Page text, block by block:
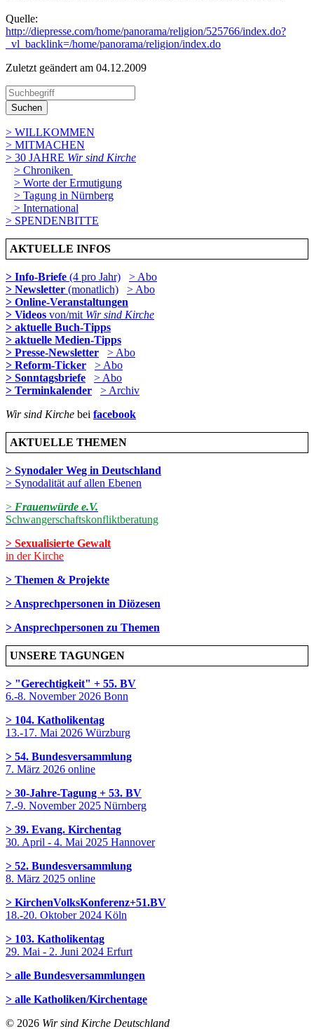
Quelle:
http://diepresse.com/home/panorama/religion/525766/index.do?
_vl_backlink=/home/panorama/religion/index.do
Zuletzt geändert am 04­.12.2009
Suchen
> WILLKOMMEN
> MITMACHEN
> 30 JAHRE Wir sind Kirche
> Chroniken
> Worte der Ermutigung
> Tagung in Nürnberg
> International
> SPENDENBITTE
AKTUELLE INFOS
> Info-Briefe (4 pro Jahr)
> Abo
> Newsletter (monatlich)
> Abo
> Online-Veranstaltungen
> Videos von/mit Wir sind Kirche
> aktuelle Buch-Tipps
> aktuelle Medien-Tipps
> Presse-Newsletter
> Abo
> Reform-Ticker
> Abo
> Sonntagsbriefe
> Abo
> Terminkalender
> Archiv
Wir sind Kirche bei facebook
AKTUELLE THEMEN
> Synodaler Weg in Deutschland
> Synodalität auf allen Ebenen
> Frauenwürde e.V.
Schwangerschaftskonfliktberatung
> Sexualisierte Gewalt
in der Kirche
> Themen & Projekte
> Ansprechpersonen in Diözesen
> Ansprechpersonen zu Themen
UNSERE TAGUNGEN
> "Gerechtigkeit" + 55. BV
6.-8. November 2026 Bonn
> 104. Katholikentag
13.-17. Mai 2026 Würzburg
> 54. Bundesversammlung
7. März 2026 online
> 30-Jahre-Tagung + 53. BV
7.-9. November 2025 Nürnberg
> 39. Evang. Kirchentag
30. April - 4. Mai 2025 Hannover
> 52. Bundesversammlung
8. März 2025 online
> KirchenVolksKonferenz+51.BV
18.-20. Oktober 2024 Köln
> 103. Katholikentag
29. Mai - 2. Juni 2024 Erfurt
> alle Bundesversammlungen
> alle Katholiken/Kirchentage
© 2026 Wir sind Kirche Deutschland